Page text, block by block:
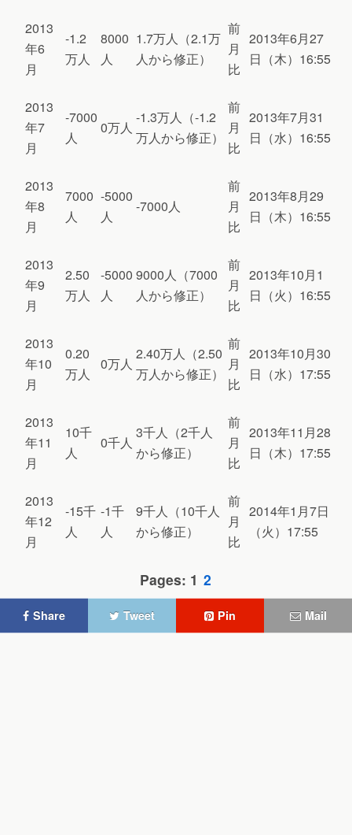
2013
年6
月
-1.2
万人
8000
人
1.7万人（2.1万
人から修正）
前
月
比
2013年6月27
日（木）16:55
2013
年7
月
-7000
人
0万人
-1.3万人（-1.2
万人から修正）
前
月
比
2013年7月31
日（水）16:55
2013
年8
月
7000
人
-5000
人
-7000人
前
月
比
2013年8月29
日（木）16:55
2013
年9
月
2.50
万人
-5000
人
9000人（7000
人から修正）
前
月
比
2013年10月1
日（火）16:55
2013
年10
月
0.20
万人
0万人
2.40万人（2.50
万人から修正）
前
月
比
2013年10月30
日（水）17:55
2013
年11
月
10千
人
0千人
3千人（2千人
から修正）
前
月
比
2013年11月28
日（木）17:55
2013
年12
月
-15千
人
-1千
人
9千人（10千人
から修正）
前
月
比
2014年1月7日
（火）17:55
Pages: 1 2
Share Tweet Pin Mail